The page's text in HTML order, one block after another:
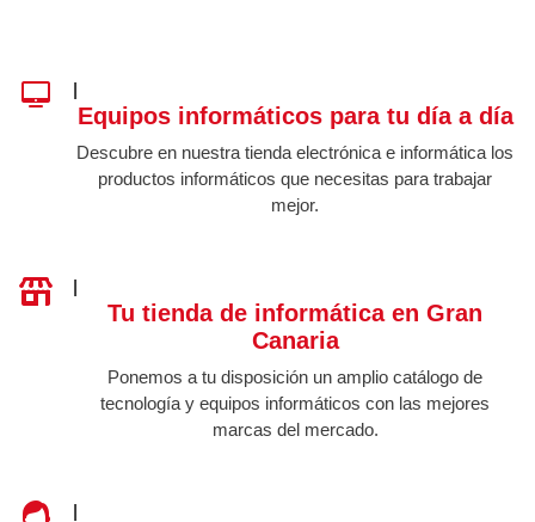
|
Equipos informáticos para tu día a día
Descubre en nuestra tienda electrónica e informática los
productos informáticos que necesitas para trabajar
mejor.
|
Tu tienda de informática en Gran
Canaria
Ponemos a tu disposición un amplio catálogo de
tecnología y equipos informáticos con las mejores
marcas del mercado.
|